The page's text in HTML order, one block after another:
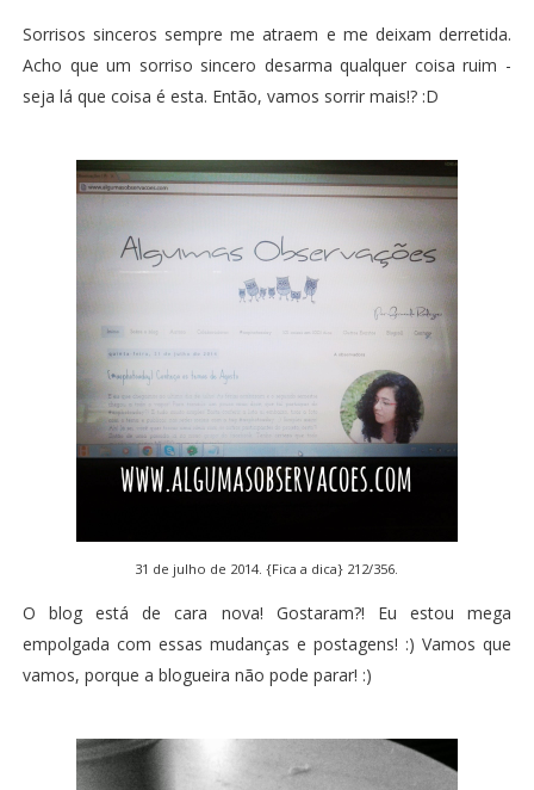
Sorrisos sinceros sempre me atraem e me deixam derretida.
Acho que um sorriso sincero desarma qualquer coisa ruim -
seja lá que coisa é esta. Então, vamos sorrir mais!? :D
31 de julho de 2014. {Fica a dica} 212/356.
O blog está de cara nova! Gostaram?! Eu estou mega
empolgada com essas mudanças e postagens! :) Vamos que
vamos, porque a blogueira não pode parar! :)